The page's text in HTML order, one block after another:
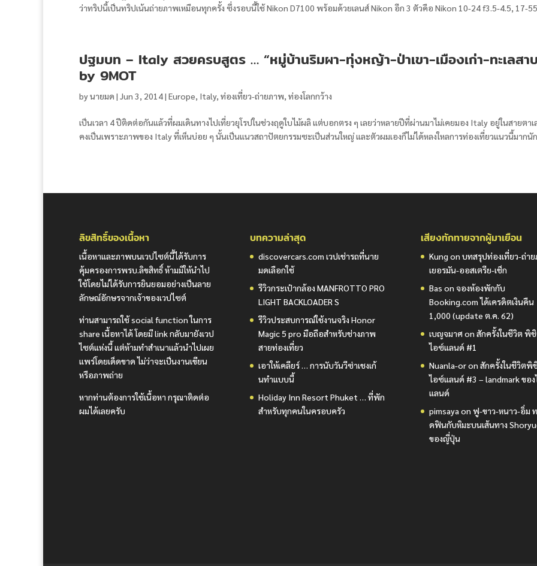
ว่าทริปนี้เป็นทริปเน้นถ่ายภาพเหมือนทุกครั้ง ซึ่งรอบนี้ใช้ Nikon D7100 พร้อมด้วยเลนส์ Nikon อีก 3 ตัวคือ Nikon 10-24 f3.5-4.5, 17-
ปฐมบท – Italy สวยครบสูตร … “หมู่บ้านริมผา-ทุ่งหญ้า-ป่าเขา-เมืองเก่า-ทะเลสา
by 9MOT
byนายมด | Jun 3, 2014| Europe, Italy, ท่องเที่ยว-ถ่ายภาพ, ท่องโลกกว้าง
เป็นเวลา 4 ปีติดต่อกันแล้วที่ผมเดินทางไปเที่ยวยุโรปในช่วงฤดูใบไม้ผลิ แต่บอกตรง ๆ เลยว่าหลายปีที่ผ่านมาไม่เคยมอง Italy อยู่ในสายตา
คงเป็นเพราะภาพของ Italy ที่เห็นบ่อย ๆ นั้นเป็นแนวสถาปัตยกรรมซะเป็นส่วนใหญ่ และตัวผมเองก็ไม่ได้หลงใหลการท่องเที่ยวแนวนี้มากนั
ลิขสิทธิ์ของเนื้อหา
เนื้อหาและภาพบนเวปไซต์นี้ได้รับการ
คุ้มครองการพรบ.ลิขสิทธิ์ ห้ามมิให้นำไป
ใช้โดยไม่ได้รับการยินยอมอย่างเป็นลาย
ลักษณ์อักษรจากเจ้าของเวปไซต์
ท่านสามารถใช้ social function ในการ
share เนื้อหาได้ โดยมี link กลับมายังเวป
ไซต์แห่งนี้ แต่ห้ามทำสำเนาแล้วนำไปเผย
แพร่โดยเด็ดขาด ไม่ว่าจะเป็นงานเขียน
หรือภาพถ่าย
หากท่านต้องการใช้เนื้อหา กรุณาติดต่อ
ผมได้เลยครับ
บทความล่าสุด
discovercars.com เวปเช่ารถที่นาย
มดเลือกใช้
รีวิวกระเป๋ากล้อง MANFROTTO PRO
LIGHT BACKLOADER S
รีวิวประสบการณ์ใช้งานจริง Honor
Magic 5 pro มือถือสำหรับช่างภาพ
สายท่องเที่ยว
เอาให้เคลียร์ … การนับวันวีซ่าเชงเก้
นทำแบบนี้
Holiday Inn Resort Phuket … ที่พัก
สำหรับทุกคนในครอบครัว
เสียงทักทายจากผู้มาเยือน
Kung on บทสรุปท่องเที่ยว-ถ่า
เยอรมัน-ออสเตรีย-เช็ก
Bas on จองห้องพักกับ
Booking.com ได้เครดิตเงินคืน
1,000 (update ต.ค. 62)
เบญจมาศon สักครั้งในชีวิต พิ
ไอซ์แลนด์ #1
Nuanla-oron สักครั้งในชีวิตพิ
ไอซ์แลนด์ #3 – landmark ขอ
แลนด์
pimsaya on ฟู-ขาว-หนาว-อิ่ม
ดฟินกับหิมะบนเส้นทาง
ของญี่ปุ่น